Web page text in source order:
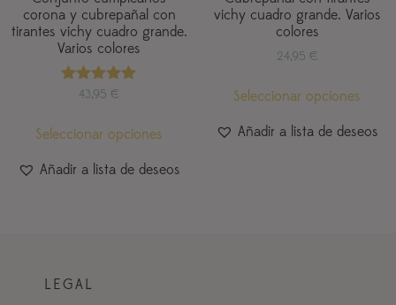
corona y cubrepañal con
tirantes vichy cuadro grande.
Varios colores
Valorado
de 5
43,95 €
Seleccionar opciones
Añadir a lista de deseos
vichy cuadro grande. Varios
colores
24,95 €
Seleccionar opciones
Añadir a lista de deseos
LEGAL